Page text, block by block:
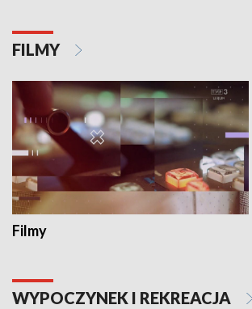
FILMY
Filmy
WYPOCZYNEK I REKREACJA